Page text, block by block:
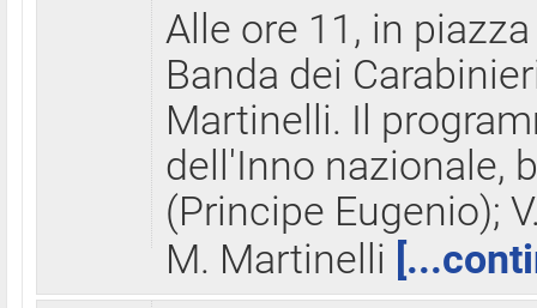
Alle ore 11, in
Banda dei
Martinelli. Il
dell'Inno nazionale,
(Principe Eugenio);
M. Martinelli